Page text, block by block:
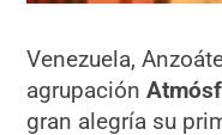
Venezuela,
agrupación
gran alegría su